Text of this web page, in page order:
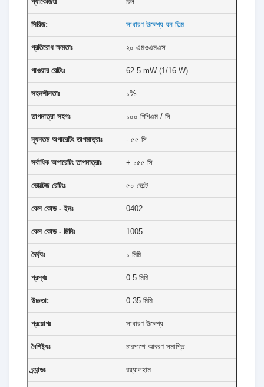
সিরিজ: সাধারণ উদ্দেশ্য ঘন ফিল্ম
প্রতিরোধ ক্ষমতাঃ ২০ এমওএমএস
পাওয়ার রেটিংঃ 62.5 mW (1/16 W)
সহনশীলতাঃ ১%
তাপমাত্রা সহগঃ ১০০ পিপিএম / সি
ন্যূনতম অপারেটিং তাপমাত্রাঃ - ৫৫ সি
সর্বাধিক অপারেটিং তাপমাত্রাঃ + ১৫৫ সি
ভোল্টেজ রেটিংঃ ৫০ ভোল্ট
কেস কোড - ইনঃ 0402
কেস কোড - মিমিঃ 1005
দৈর্ঘ্যঃ ১ মিমি
প্রস্থঃ 0.5 মিমি
উচ্চতা: 0.35 মিমি
প্রয়োগঃ সাধারণ উদ্দেশ্য
বৈশিষ্ট্যঃ চারপাশে আবরণ সমাপ্তি
ব্র্যান্ডঃ রয়্যালহাম